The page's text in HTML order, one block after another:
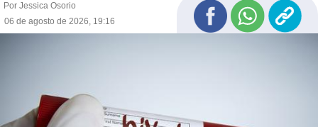
Por Jessica Osorio
06 de agosto de 2026, 19:16